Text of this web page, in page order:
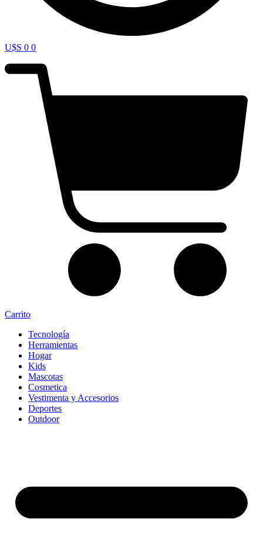
U$S 0 0
Carrito
Tecnología
Herramientas
Hogar
Kids
Mascotas
Cosmetica
Vestimenta y Accesorios
Deportes
Outdoor